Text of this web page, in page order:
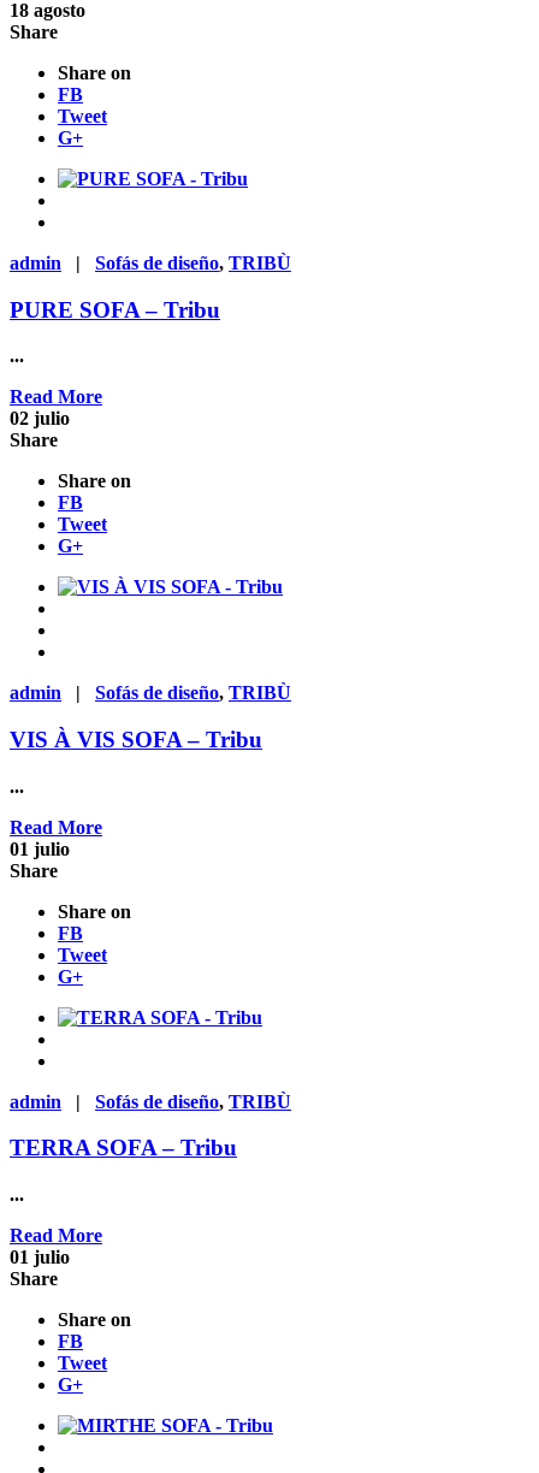
18 agosto
Share
Share on
FB
Tweet
G+
admin | Sofás de diseño, TRIBÙ
PURE SOFA – Tribu
...
Read More
02 julio
Share
Share on
FB
Tweet
G+
admin | Sofás de diseño, TRIBÙ
VIS À VIS SOFA – Tribu
...
Read More
01 julio
Share
Share on
FB
Tweet
G+
admin | Sofás de diseño, TRIBÙ
TERRA SOFA – Tribu
...
Read More
01 julio
Share
Share on
FB
Tweet
G+